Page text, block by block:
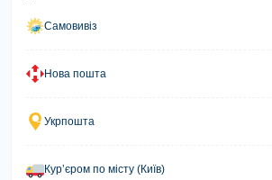
Самовивіз
Нова пошта
Укрпошта
Курʼєром по місту (Київ)